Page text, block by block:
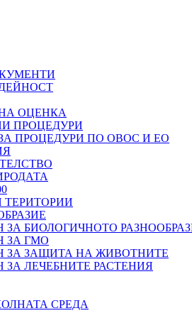
ОЦЕНКА
ПРОЦЕДУРИ
ПРОЦЕДУРИ ПО ОВОС И ЕО
ЗА БИОЛОГИЧНОТО
ЗА ГМО
ЗА ЗАЩИТА НА ЖИВОТНИТЕ
ЗА ЛЕЧЕБНИТЕ РАСТЕНИЯ
СРЕДА